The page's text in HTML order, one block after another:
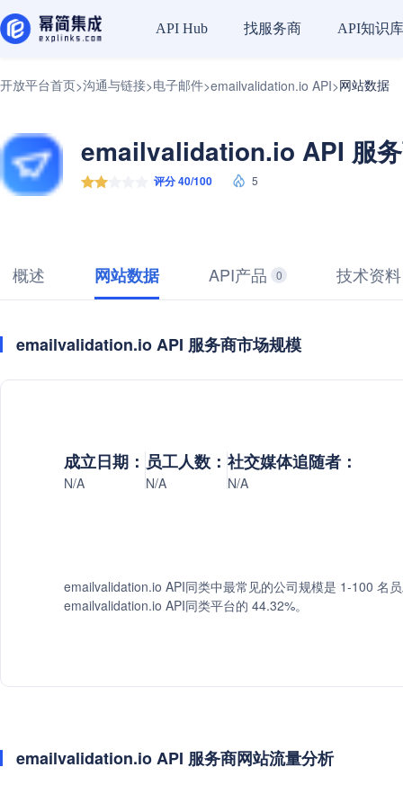
API Hub 找服务商 API知识库
开放平台首页>沟通与链接>电子邮件>emailvalidation.io API>网站数据
emailvalidation.io API 服
评分 40/100 5
概述 网站数据 API产品 0 技术资料
emailvalidation.io API 服务商市场规模
成立日期：
N/A
员工人数：
N/A
社交媒体追随者：
N/A
emailvalidation.io API同类中最常见的公司规模是 1-100 名
emailvalidation.io API同类平台的 44.32%。
emailvalidation.io API 服务商网站流量分析